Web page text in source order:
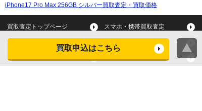
買取申込はこちら
iPhone17 Pro Max 256GB シルバー買取査定・買取価格
買取査定トップページ スマホ・携帯買取査定
タブレット買取査定
スマートウォッチ買取査定 デジカメ買取査定